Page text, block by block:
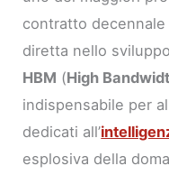
contratto
diretta nello
HBM (High
indispensabile per
dedicati all’
esplosiva della